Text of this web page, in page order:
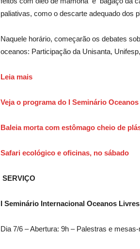
paliativas, como o descarte adequado dos
Naquele horário, começarão os debates
oceanos: Participação da Unisanta,
Leia mais
Veja o programa do I Seminário
Baleia morta com estômago cheio de
Safari ecológico e oficinas, no sábado
SERVIÇO
I Seminário Internacional Oceanos
Dia 7/6 – Abertura: 9h – Palestras e